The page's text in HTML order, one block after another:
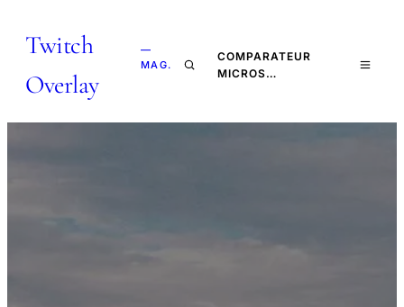
Twitch
Overlay
—
MAG.
COMPARATEUR
MICROS…